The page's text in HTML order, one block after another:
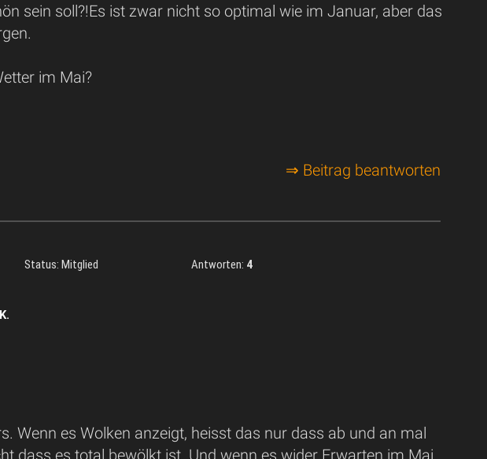
sein soll?!Es ist zwar nicht so optimal wie im Januar, aber das
im Mai?
⇒ Beitrag beantworten
Status: Mitglied Antworten: 4
Wenn es Wolken anzeigt, heisst das nur dass ab und an mal